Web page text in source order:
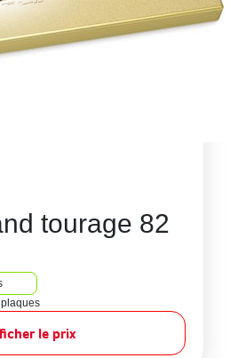
tourage 82
le prix